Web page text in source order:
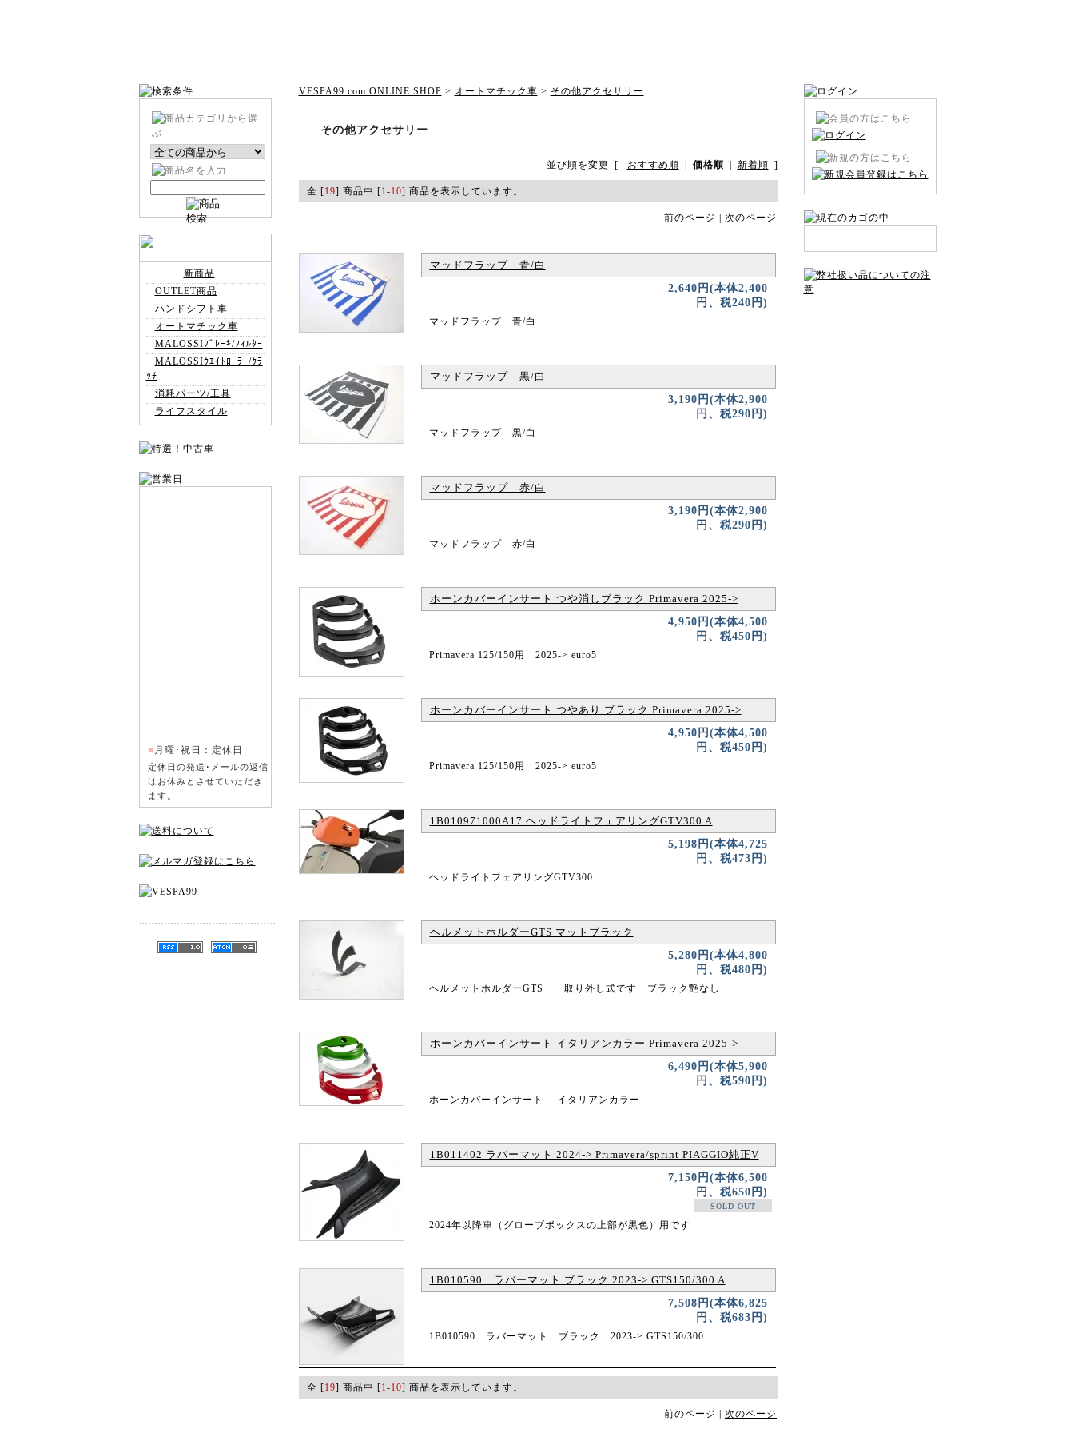
新商品
OUTLET商品
ハンドシフト車
オートマチック車
MALOSSIﾌﾞﾚｰｷ/ﾌｨﾙﾀｰ
MALOSSIｳｴｲﾄﾛｰﾗｰ/ｸﾗ
ｯﾁ
消耗パーツ/工具
ライフスタイル
■ 月曜･祝日：定休日
定休日の発送･メールの返信
はお休みとさせていただき
ます。
VESPA99.com ONLINE SHOP > オートマチック車 > その他アクセサリー
その他アクセサリー
並び順を変更 [ おすすめ順 価格順 新着順 ]
全 [19] 商品中 [1-10] 商品を表示しています。
前のページ | 次のページ
マッドフラップ 青/白
2,640円(本体2,400
円、税240円)
マッドフラップ 青/白
マッドフラップ 黒/白
3,190円(本体2,900
円、税290円)
マッドフラップ 黒/白
マッドフラップ 赤/白
3,190円(本体2,900
円、税290円)
マッドフラップ 赤/白
ホーンカバーインサート つや消しブラック Primavera 2025->
4,950円(本体4,500
円、税450円)
Primavera 125/150用 2025-> euro5
ホーンカバーインサート つやあり ブラック Primavera 2025->
4,950円(本体4,500
円、税450円)
Primavera 125/150用 2025-> euro5
1B010971000A17 ヘッドライトフェアリングGTV300 A
5,198円(本体4,725
円、税473円)
ヘッドライトフェアリングGTV300
ヘルメットホルダーGTS マットブラック
5,280円(本体4,800
円、税480円)
ヘルメットホルダーGTS 取り外し式です ブラック艶なし
ホーンカバーインサート イタリアンカラー Primavera 2025->
6,490円(本体5,900
円、税590円)
ホーンカバーインサート イタリアンカラー
1B011402 ラバーマット 2024-> Primavera/sprint PIAGGIO純正V
7,150円(本体6,500
円、税650円)
SOLD OUT
2024年以降車（グローブボックスの上部が黒色）用です
1B010590 ラバーマット ブラック 2023-> GTS150/300 A
7,508円(本体6,825
円、税683円)
1B010590 ラバーマット ブラック 2023-> GTS150/300
全 [19] 商品中 [1-10] 商品を表示しています。
前のページ | 次のページ